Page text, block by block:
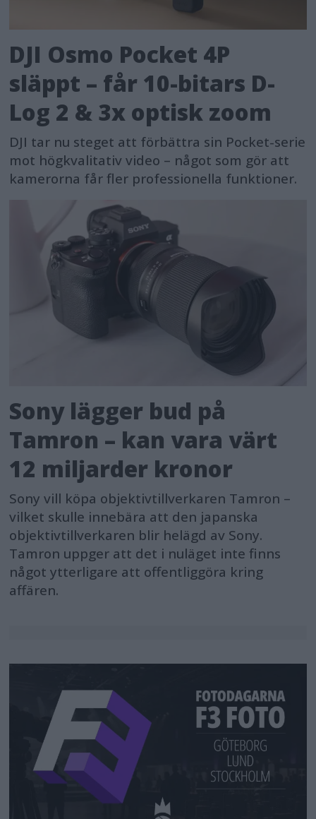
DJI Osmo Pocket 4P
släppt – får 10-bitars D-
Log 2 & 3x optisk zoom
DJI tar nu steget att förbättra sin Pocket-serie
mot högkvalitativ video – något som gör att
kamerorna får fler professionella funktioner.
Sony lägger bud på
Tamron – kan vara värt
12 miljarder kronor
Sony vill köpa objektivtillverkaren Tamron –
vilket skulle innebära att den japanska
objektivtillverkaren blir helägd av Sony.
Tamron uppger att det i nuläget inte finns
något ytterligare att offentliggöra kring
affären.